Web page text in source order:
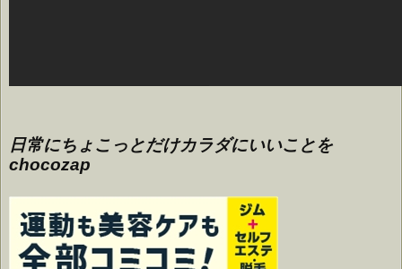
日常にちょこっとだけカラダにいいことを
chocozap